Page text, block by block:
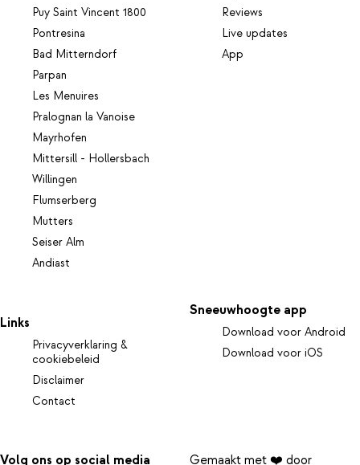
Puy Saint Vincent 1800
Pontresina
Bad Mitterndorf
Parpan
Les Menuires
Pralognan la Vanoise
Mayrhofen
Mittersill - Hollersbach
Willingen
Flumserberg
Mutters
Seiser Alm
Andiast
Reviews
Live updates
App
Links
Privacyverklaring &
cookiebeleid
Disclaimer
Contact
Sneeuwhoogte app
Download voor Android
Download voor iOS
Volg ons op social media Gemaakt met ❤️ door